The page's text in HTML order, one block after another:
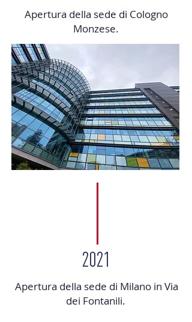
Apertura della sede di Cologno
Monzese.
2021
Apertura della sede di Milano in Via
dei Fontanili.